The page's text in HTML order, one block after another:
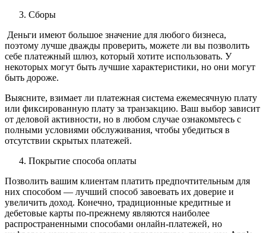
Сборы
Деньги имеют большое значение для любого бизнеса,
поэтому лучше дважды проверить, можете ли вы позволить
себе платежный шлюз, который хотите использовать. У
некоторых могут быть лучшие характеристики, но они могут
быть дороже.
Выясните, взимает ли платежная система ежемесячную плату
или фиксированную плату за транзакцию. Ваш выбор зависит
от деловой активности, но в любом случае ознакомьтесь с
полными условиями обслуживания, чтобы убедиться в
отсутствии скрытых платежей.
Покрытие способа оплаты
Позволить вашим клиентам платить предпочтительным для
них способом — лучший способ завоевать их доверие и
увеличить доход. Конечно, традиционные кредитные и
дебетовые карты по-прежнему являются наиболее
распространенными способами онлайн-платежей, но